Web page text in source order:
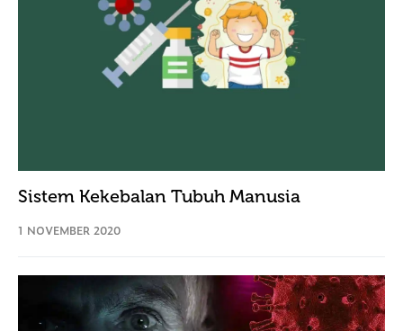
Sistem Kekebalan Tubuh Manusia
1 NOVEMBER 2020